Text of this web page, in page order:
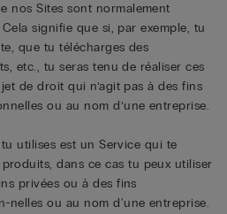
nos Sites sont normalement
signifie que si, par exemple, tu
que tu télécharges des
etc., tu seras tenu de réaliser ces
de droit qui n’agit pas à des fins
ou au nom d’une entreprise.
utilises est un Service qui te
dans ce cas tu peux utiliser
privées ou à des fins
nelles ou au nom d'une entreprise.